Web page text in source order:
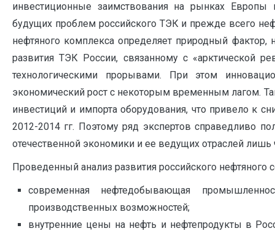
инвестиционные заимствования на рынках
будущих проблем российского ТЭК и прежде всего
нефтяного комплекса определяет природный
развития ТЭК России, связанному с «арктической
технологическими прорывами. При этом
экономический рост с некоторым временным лагом.
инвестиций и импорта оборудования, что привело к
2012-2014 гг. Поэтому ряд экспертов справедливо
отечественной экономики и ее ведущих отраслей лишь
Проведенный анализ развития российского
современная нефтедобывающая
производственных возможностей;
внутренние цены на нефть и нефтепродукты в